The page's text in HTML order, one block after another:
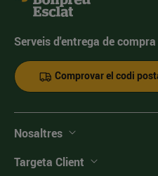
Serveis d'entrega de
Comprovar el codi
Nosaltres
Targeta Client